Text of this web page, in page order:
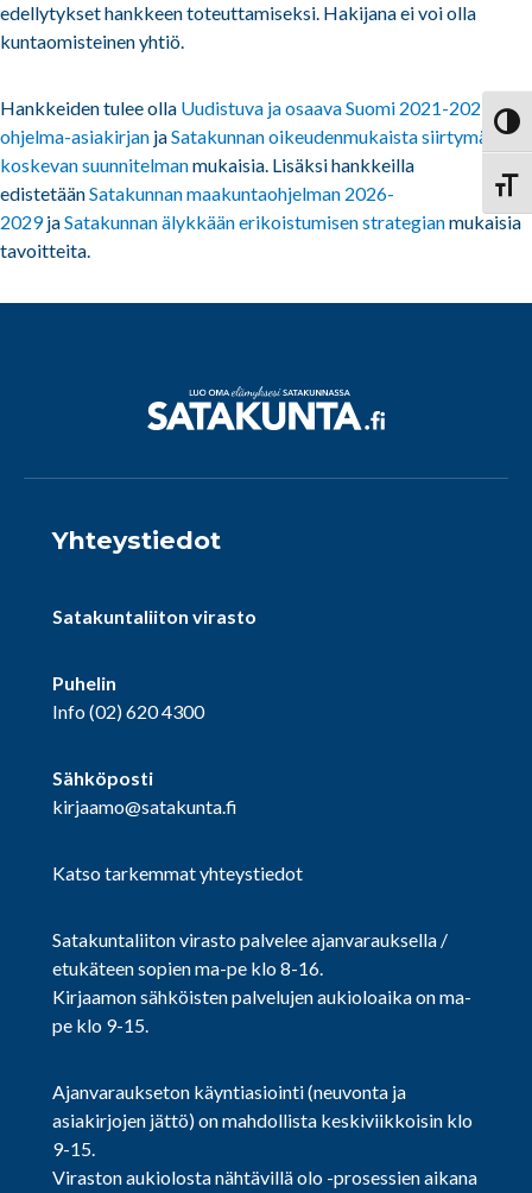
edellytykset hankkeen toteuttamiseksi. Hakijana ei voi olla
kuntaomisteinen yhtiö.
Hankkeiden tulee olla Uudistuva ja osaava Suomi 2021-2027 -
ohjelma-asiakirjan jaSatakunnan oikeudenmukaista siirtymää
koskevan suunnitelmanmukaisia. Lisäksi hankkeilla
edistetäänSatakunnan maakuntaohjelman 2026-
2029 jaSatakunnan älykkään erikoistumisen strategianmukaisia
tavoitteita.
Yhteystiedot
Satakuntaliiton virasto
Puhelin
Info(02) 620 4300
Sähköposti
kirjaamo@satakunta.fi
Katso tarkemmat yhteystiedot
Satakuntaliiton virasto palvelee ajanvarauksella /
etukäteen sopien ma-pe klo 8-16.
Kirjaamon sähköisten palvelujen aukioloaika on ma-
pe klo 9-15.
Ajanvaraukseton käyntiasiointi (neuvonta ja
asiakirjojen jättö) on mahdollista keskiviikkoisin klo
9-15.
Viraston aukiolosta nähtävillä olo -prosessien aikana